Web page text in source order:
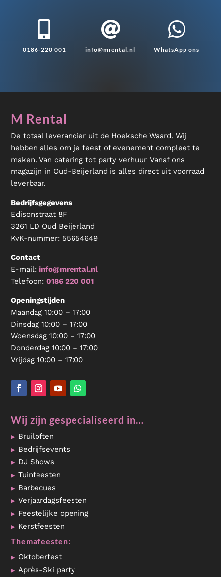

0186-220 001

info@mrental.nl

WhatsApp ons
M Rental
De totaal leverancier uit de Hoeksche Waard. Wij
hebben alles om je feest of evenement compleet te
maken. Van catering tot party verhuur. Vanaf ons
magazijn in Oud-Beijerland is alles direct uit voorraad
leverbaar.
Bedrijfsgegevens
Edisonstraat 8F
3261 LD Oud Beijerland
KvK-nummer: 55654649
Contact
E-mail:info@mrental.nl
Telefoon:0186 220 001
Openingstijden
Maandag 10:00 – 17:00
Dinsdag 10:00 – 17:00
Woensdag 10:00 – 17:00
Donderdag 10:00 – 17:00
Vrijdag 10:00 – 17:00
Wij zijn gespecialiseerd in…
Bruiloften
Bedrijfsevents
DJ Shows
Tuinfeesten
Barbecues
Verjaardagsfeesten
Feestelijke opening
Kerstfeesten
Themafeesten:
Oktoberfest
Après-Ski party